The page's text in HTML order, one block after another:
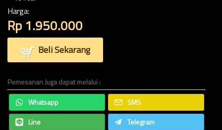
Harga:
Rp 1.950.000
Beli Sekarang
Pemesanan Juga dapat melalui :
Whatsapp
SMS
Line
Telegram